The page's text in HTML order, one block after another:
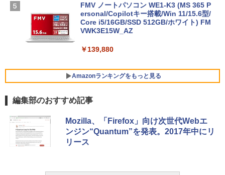
FMV ノートパソコン WE1-K3 (MS 365 P
ersonal/Copilotキー搭載/Win 11/15.6型/
Core i5/16GB/SSD 512GB/ホワイト) FM
VWK3E15W_AZ
￥139,880
Amazonランキングをもっと見る
Robloxギフトカード - 800 Robux 【限
定バーチャルアイテムを含む】 【オンラ
インゲームコード】 ロブロックス | オン
ラインコード版
生成AIパスポート公式テキスト 第４版
￥1,766
Amazon Kindle - 目に優しい、かさばら
ない、大きな画面で読みやすい、6週間持
続バッテリー、6インチディスプレイ電子
書籍リーダー、マッチャ、16GB、広告な
￥16,980
編集部のおすすめ記事
Mozilla、「Firefox」向け次世代Webエ
ンジン“Quantum”を発表。2017年中にリ
リース